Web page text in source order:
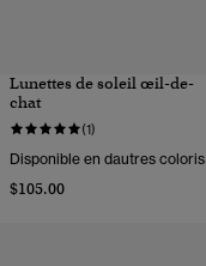
Lunettes de soleil œil-de-
chat
(1)
Disponible en dautres coloris
$105.00